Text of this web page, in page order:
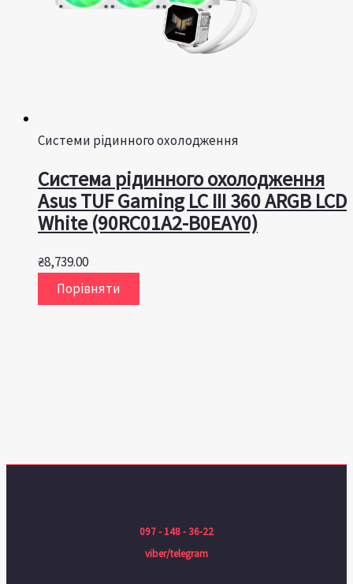
Системи рідинного охолодження
Система рідинного охолодження
Asus TUF Gaming LC III 360 ARGB LCD
White (90RC01A2-B0EAY0)
₴8,739.00
Порівняти
097 - 148 - 36-22
viber/telegram